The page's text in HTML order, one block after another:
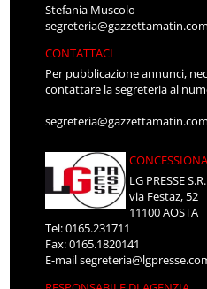
Stefania Muscolo
segreteria@gazzettamatin.com
CONTATTACI
Per pubblicazione annunci,
contattare la segreteria al
segreteria@gazzettamatin.com
LG PRESSE
via Festaz, 52
11100 AOSTA
Tel: 0165.231711
Fax: 0165.1820141
E-mail